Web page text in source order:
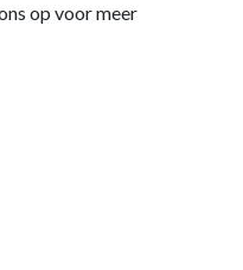
op voor meer